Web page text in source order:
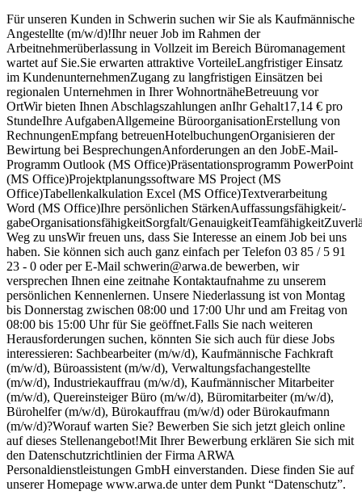
Für unseren Kunden in Schwerin suchen wir Sie als Kaufmännische
Angestellte (m/w/d)!Ihr neuer Job im Rahmen der
Arbeitnehmerüberlassung in Vollzeit im Bereich Büromanagement
wartet auf Sie.Sie erwarten attraktive VorteileLangfristiger Einsatz
im KundenunternehmenZugang zu langfristigen Einsätzen bei
regionalen Unternehmen in Ihrer WohnortnäheBetreuung vor
OrtWir bieten Ihnen Abschlagszahlungen anIhr Gehalt17,14 € pro
StundeIhre AufgabenAllgemeine BüroorganisationErstellung von
RechnungenEmpfang betreuenHotelbuchungenOrganisieren der
Bewirtung bei BesprechungenAnforderungen an den JobE-Mail-
Programm Outlook (MS Office)Präsentationsprogramm PowerPoint
(MS Office)Projektplanungssoftware MS Project (MS
Office)Tabellenkalkulation Excel (MS Office)Textverarbeitung
Word (MS Office)Ihre persönlichen StärkenAuffassungsfähigkeit/-
gabeOrganisationsfähigkeitSorgfalt/
Weg zu unsWir freuen uns, dass Sie Interesse an einem Job bei uns
haben. Sie können sich auch ganz einfach per Telefon 03 85 / 5 91
23 - 0 oder per E-Mail schwerin@arwa.de bewerben, wir
versprechen Ihnen eine zeitnahe Kontaktaufnahme zu unserem
persönlichen Kennenlernen. Unsere Niederlassung ist von Montag
bis Donnerstag zwischen 08:00 und 17:00 Uhr und am Freitag von
08:00 bis 15:00 Uhr für Sie geöffnet.Falls Sie nach weiteren
Herausforderungen suchen, könnten Sie sich auch für diese Jobs
interessieren: Sachbearbeiter (m/w/d), Kaufmännische Fachkraft
(m/w/d), Büroassistent (m/w/d), Verwaltungsfachangestellte
(m/w/d), Industriekauffrau (m/w/d), Kaufmännischer Mitarbeiter
(m/w/d), Quereinsteiger Büro (m/w/d), Büromitarbeiter (m/w/d),
Bürohelfer (m/w/d), Bürokauffrau (m/w/d) oder Bürokaufmann
(m/w/d)?Worauf warten Sie? Bewerben Sie sich jetzt gleich online
auf dieses Stellenangebot!Mit Ihrer Bewerbung erklären Sie sich mit
den Datenschutzrichtlinien der Firma ARWA
Personaldienstleistungen GmbH einverstanden. Diese finden Sie auf
unserer Homepage www.arwa.de unter dem Punkt “Datenschutz”.